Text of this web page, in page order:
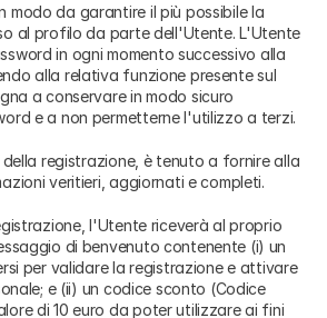
modo da garantire il più possibile la
al profilo da parte dell'Utente. L'Utente
in ogni momento successivo alla
alla relativa funzione presente sul
a conservare in modo sicuro
e a non permetterne l'utilizzo a terzi.
registrazione, è tenuto a fornire alla
veritieri, aggiornati e completi.
l'Utente riceverà al proprio
di benvenuto contenente (i) un
per validare la registrazione e attivare
e (ii) un codice sconto (Codice
di 10 euro da poter utilizzare ai fini